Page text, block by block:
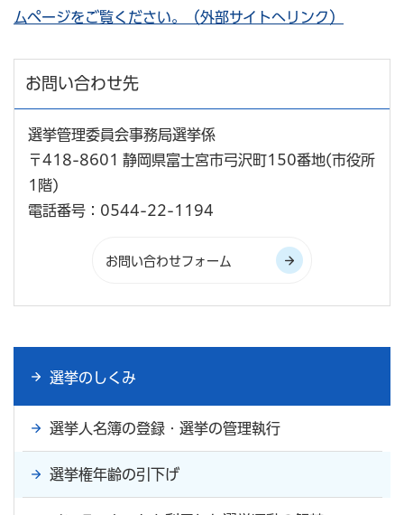
ムページをご覧ください。（外部サイトへリンク）
お問い合わせ先
選挙管理委員会事務局選挙係
〒418-8601 静岡県富士宮市弓沢町150番地(市役所
1階)
電話番号：0544-22-1194
選挙のしくみ
選挙人名簿の登録・選挙の管理執行
選挙権年齢の引下げ